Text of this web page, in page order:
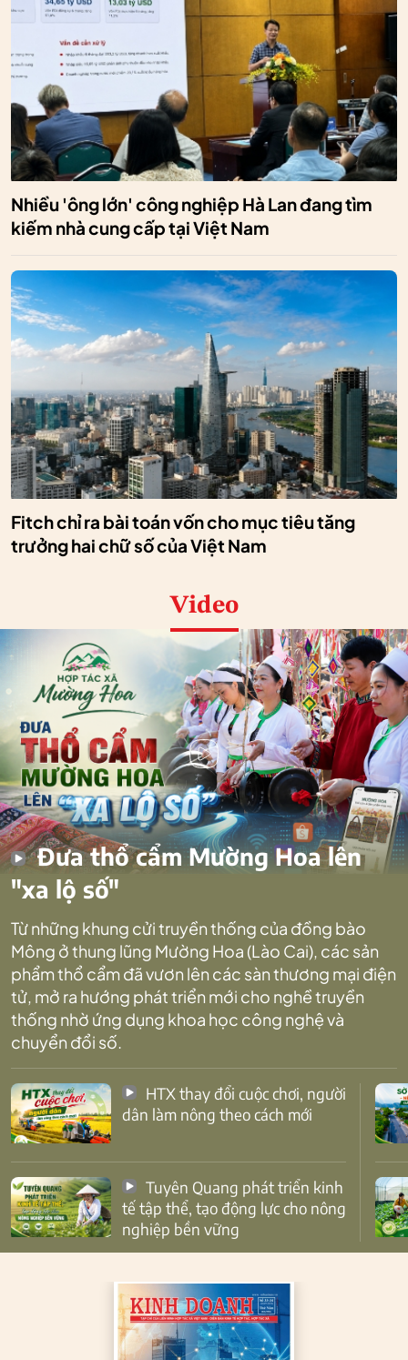
Nhiều 'ông lớn' công nghiệp Hà Lan đang tìm
kiếm nhà cung cấp tại Việt Nam
Fitch chỉ ra bài toán vốn cho mục tiêu tăng
trưởng hai chữ số của Việt Nam
Video
Đưa thổ cẩm Mường Hoa lên
"xa lộ số"
Từ những khung cửi truyền thống của đồng bào
Mông ở thung lũng Mường Hoa (Lào Cai), các sản
phẩm thổ cẩm đã vươn lên các sàn thương mại điện
tử, mở ra hướng phát triển mới cho nghề truyền
thống nhờ ứng dụng khoa học công nghệ và
chuyển đổi số.
dân làm nông theo cách mới
tế tập thể, tạo động lực cho nông
nghiệp bền vững